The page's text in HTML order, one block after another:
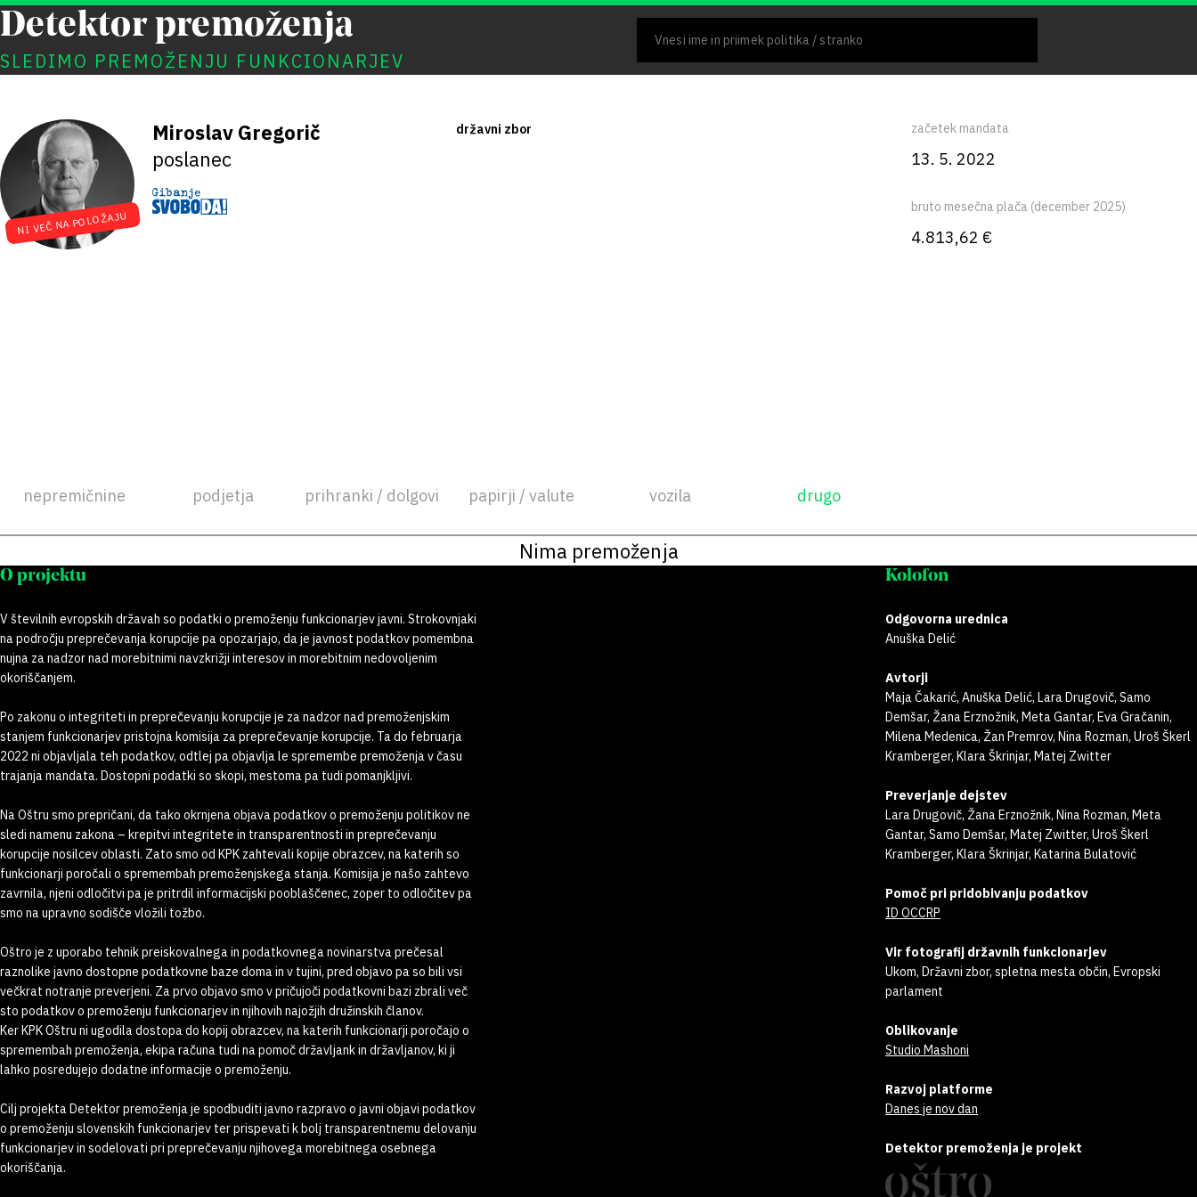
Detektor premoženja
SLEDIMO PREMOŽENJU FUNKCIONARJEV
NI VEČ NA POLOŽAJU
Miroslav Gregorič
poslanec
državni zbor začetek mandata
13. 5. 2022
bruto mesečna plača (december 2025)
4.813,62 €
nepremičnine podjetja prihranki / dolgovi papirji / valute vozila drugo
Nima premoženja
O projektu
V številnih evropskih državah so podatki o premoženju funkcionarjev javni. Strokovnjaki
na področju preprečevanja korupcije pa opozarjajo, da je javnost podatkov pomembna
nujna za nadzor nad morebitnimi navzkrižji interesov in morebitnim nedovoljenim
okoriščanjem.
Po zakonu o integriteti in preprečevanju korupcije je za nadzor nad premoženjskim
stanjem funkcionarjev pristojna komisija za preprečevanje korupcije. Ta do februarja
2022 ni objavljala teh podatkov, odtlej pa objavlja le spremembe premoženja v času
trajanja mandata. Dostopni podatki so skopi, mestoma pa tudi pomanjkljivi.
Na Oštru smo prepričani, da tako okrnjena objava podatkov o premoženju politikov ne
sledi namenu zakona – krepitvi integritete in transparentnosti in preprečevanju
korupcije nosilcev oblasti. Zato smo od KPK zahtevali kopije obrazcev, na katerih so
funkcionarji poročali o spremembah premoženjskega stanja. Komisija je našo zahtevo
zavrnila, njeni odločitvi pa je pritrdil informacijski pooblaščenec, zoper to odločitev pa
smo na upravno sodišče vložili tožbo.
Oštro je z uporabo tehnik preiskovalnega in podatkovnega novinarstva prečesal
raznolike javno dostopne podatkovne baze doma in v tujini, pred objavo pa so bili vsi
večkrat notranje preverjeni. Za prvo objavo smo v pričujoči podatkovni bazi zbrali več
sto podatkov o premoženju funkcionarjev in njihovih najožjih družinskih članov.
Ker KPK Oštru ni ugodila dostopa do kopij obrazcev, na katerih funkcionarji poročajo o
spremembah premoženja, ekipa računa tudi na pomoč državljank in državljanov, ki ji
lahko posredujejo dodatne informacije o premoženju.
Cilj projekta Detektor premoženja je spodbuditi javno razpravo o javni objavi podatkov
o premoženju slovenskih funkcionarjev ter prispevati k bolj transparentnemu delovanju
funkcionarjev in sodelovati pri preprečevanju njihovega morebitnega osebnega
okoriščanja.
Kolofon
Odgovorna urednica
Anuška Delić
Avtorji
Maja Čakarić, Anuška Delić, Lara Drugovič, Samo
Demšar, Žana Erznožnik, Meta Gantar, Eva Gračanin,
Milena Medenica, Žan Premrov, Nina Rozman, Uroš Škerl
Kramberger, Klara Škrinjar, Matej Zwitter
Preverjanje dejstev
Lara Drugovič, Žana Erznožnik, Nina Rozman, Meta
Gantar, Samo Demšar, Matej Zwitter, Uroš Škerl
Kramberger, Klara Škrinjar, Katarina Bulatović
Pomoč pri pridobivanju podatkov
ID OCCRP
Vir fotografij državnih funkcionarjev
Ukom, Državni zbor, spletna mesta občin, Evropski
parlament
Oblikovanje
Studio Mashoni
Razvoj platforme
Danes je nov dan
Detektor premoženja je projekt